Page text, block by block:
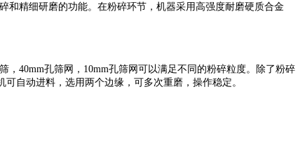
和精细研磨的功能。在粉碎环节，机器采用高强度耐磨硬质合金
40mm孔筛网，10mm孔筛网可以满足不同的粉碎粒度。除了粉碎
自动进料，选用两个边缘，可多次重磨，操作稳定。